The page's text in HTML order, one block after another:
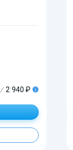
/ 2 940 ₽